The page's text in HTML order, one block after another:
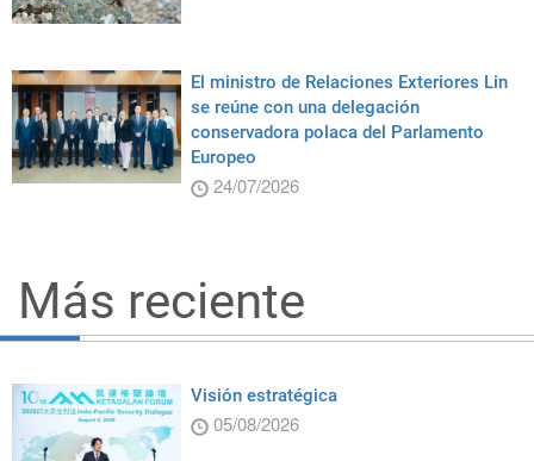
El ministro de Relaciones Exteriores Lin
se reúne con una delegación
conservadora polaca del Parlamento
Europeo
24/07/2026
Más reciente
Visión estratégica
05/08/2026